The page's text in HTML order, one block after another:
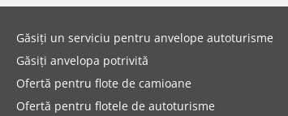
Găsiți un serviciu pentru anvelope autoturisme
Găsiți anvelopa potrivită
Ofertă pentru flote de camioane
Ofertă pentru flotele de autoturisme